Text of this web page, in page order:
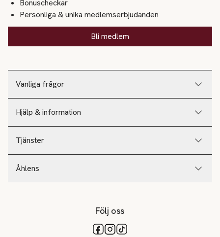
Vanliga frågor
Hjälp & information
Tjänster
Åhlens
Bonuscheckar
Personliga & unika medlemserbjudanden
Bli medlem
Följ oss